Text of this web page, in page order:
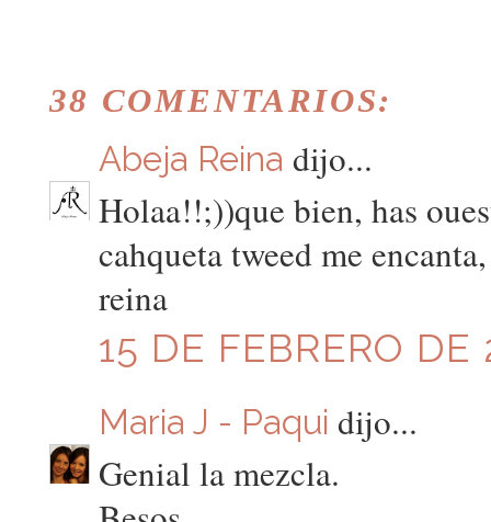
38 COMENTARIOS:
Abeja Reina dijo...
Holaa!!;))que bien, has
cahqueta tweed me
reina
15 DE FEBRERO
Maria J - Paqui dijo...
Genial la mezcla.